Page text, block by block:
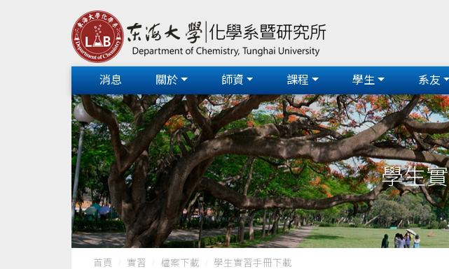
消息 關於 師資 課程 學生 系友
學生
首頁 實習 檔案下載 學生實習手冊下載